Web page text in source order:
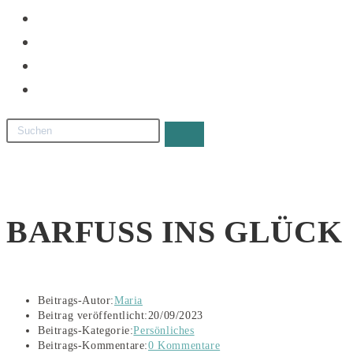
BARFUSS INS GLÜCK
Beitrags-Autor:Maria
Beitrag veröffentlicht:20/09/2023
Beitrags-Kategorie:Persönliches
Beitrags-Kommentare:0 Kommentare